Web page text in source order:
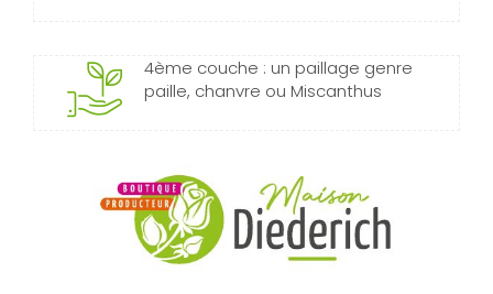
4ème couche : un paillage genre
paille, chanvre ou Miscanthus